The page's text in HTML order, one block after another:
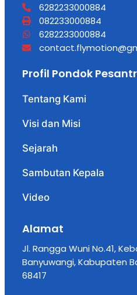
6282233000884
082233000884
6282233000884
Profil Pondok
Tentang Kami
Visi dan Misi
Sejarah
Sambutan Kepala
Video
Alamat
Jl. Rangga Wuni No.41,
Banyuwangi, Kabupaten
68417